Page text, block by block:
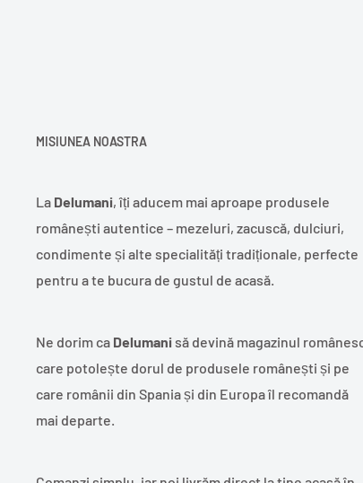
MISIUNEA NOASTRA
La Delumani, îți aducem mai aproape produsele
românești autentice – mezeluri, zacuscă, dulciuri,
condimente și alte specialități tradiționale, perfecte
pentru a te bucura de gustul de acasă.
Ne dorim ca Delumani să devină magazinul
care potolește dorul de produsele românești și pe
care românii din Spania și din Europa îl recomandă
mai departe.